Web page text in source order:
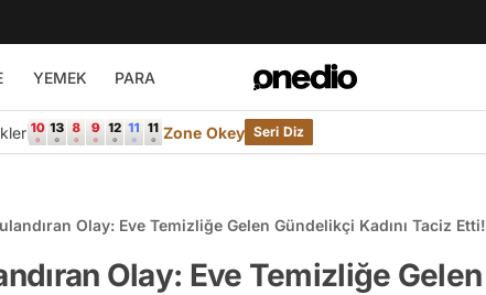
YEMEK PARA
Zone Okey Seri Diz
Olay: Eve Temizliğe Gelen Gündelikçi Kadını Taciz Etti!
Olay: Eve Temizliğe Gelen